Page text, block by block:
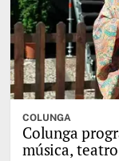
COLUNGA
Colunga
música,